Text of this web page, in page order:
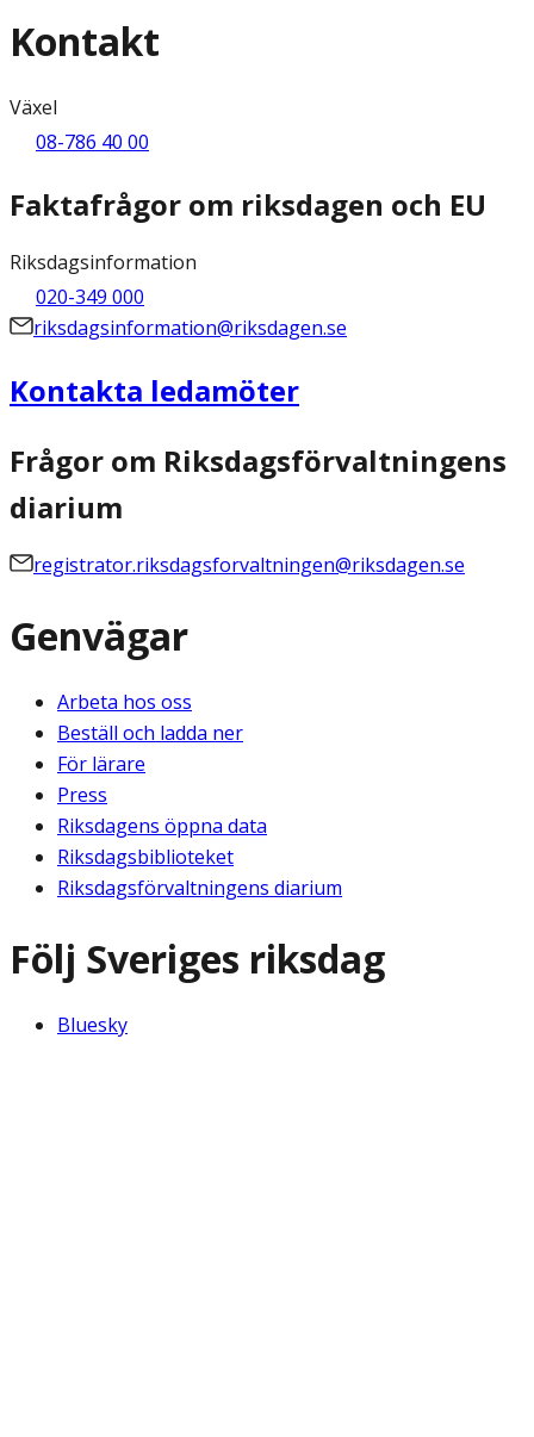
Kontakt
Växel
08-786 40 00
Faktafrågor om riksdagen och EU
Riksdagsinformation
020-349 000
riksdagsinformation@riksdagen.se
Kontakta ledamöter
Frågor om Riksdagsförvaltningens
diarium
registrator.riksdagsforvaltningen@riksdagen.se
Genvägar
Arbeta hos oss
Beställ och ladda ner
För lärare
Press
Riksdagens öppna data
Riksdagsbiblioteket
Riksdagsförvaltningens diarium
Följ Sveriges riksdag
Bluesky